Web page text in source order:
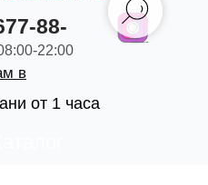
88-
от 1 часа
22:00
в